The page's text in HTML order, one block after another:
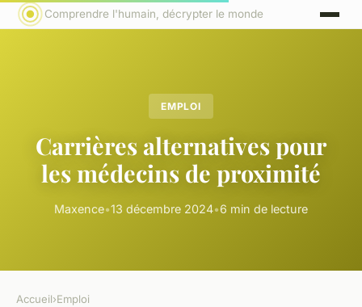
Comprendre l'humain, décrypter le monde
EMPLOI
Carrières alternatives pour
les médecins de proximité
Maxence•13 décembre 2024•6 min de lecture
Accueil›Emploi